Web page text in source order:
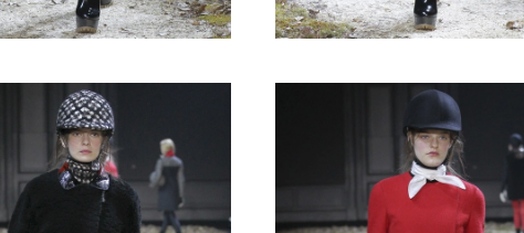
elektronik ileti gönderiminin e-posta yoluyla tarafıma
yapılmasına onay ve bu kapsamda/ amaçla ad/ soyad
veriyorum.
KAPAT